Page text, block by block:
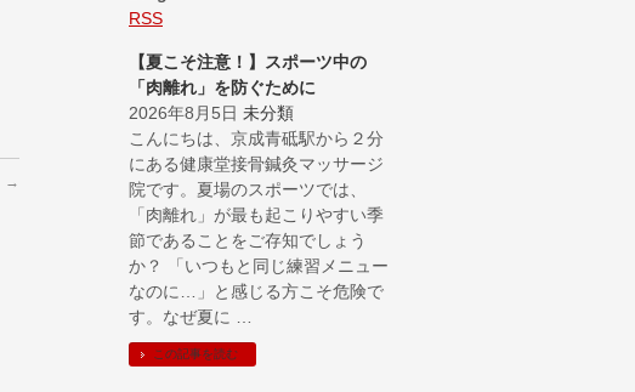
→
RSS
【夏こそ注意！】スポーツ中の
「肉離れ」を防ぐために
2026年8月5日 未分類
こんにちは、京成青砥駅から２分
にある健康堂接骨鍼灸マッサージ
院です。夏場のスポーツでは、
「肉離れ」が最も起こりやすい季
節であることをご存知でしょう
か？ 「いつもと同じ練習メニュー
なのに…」と感じる方こそ危険で
す。なぜ夏に …
この記事を読む